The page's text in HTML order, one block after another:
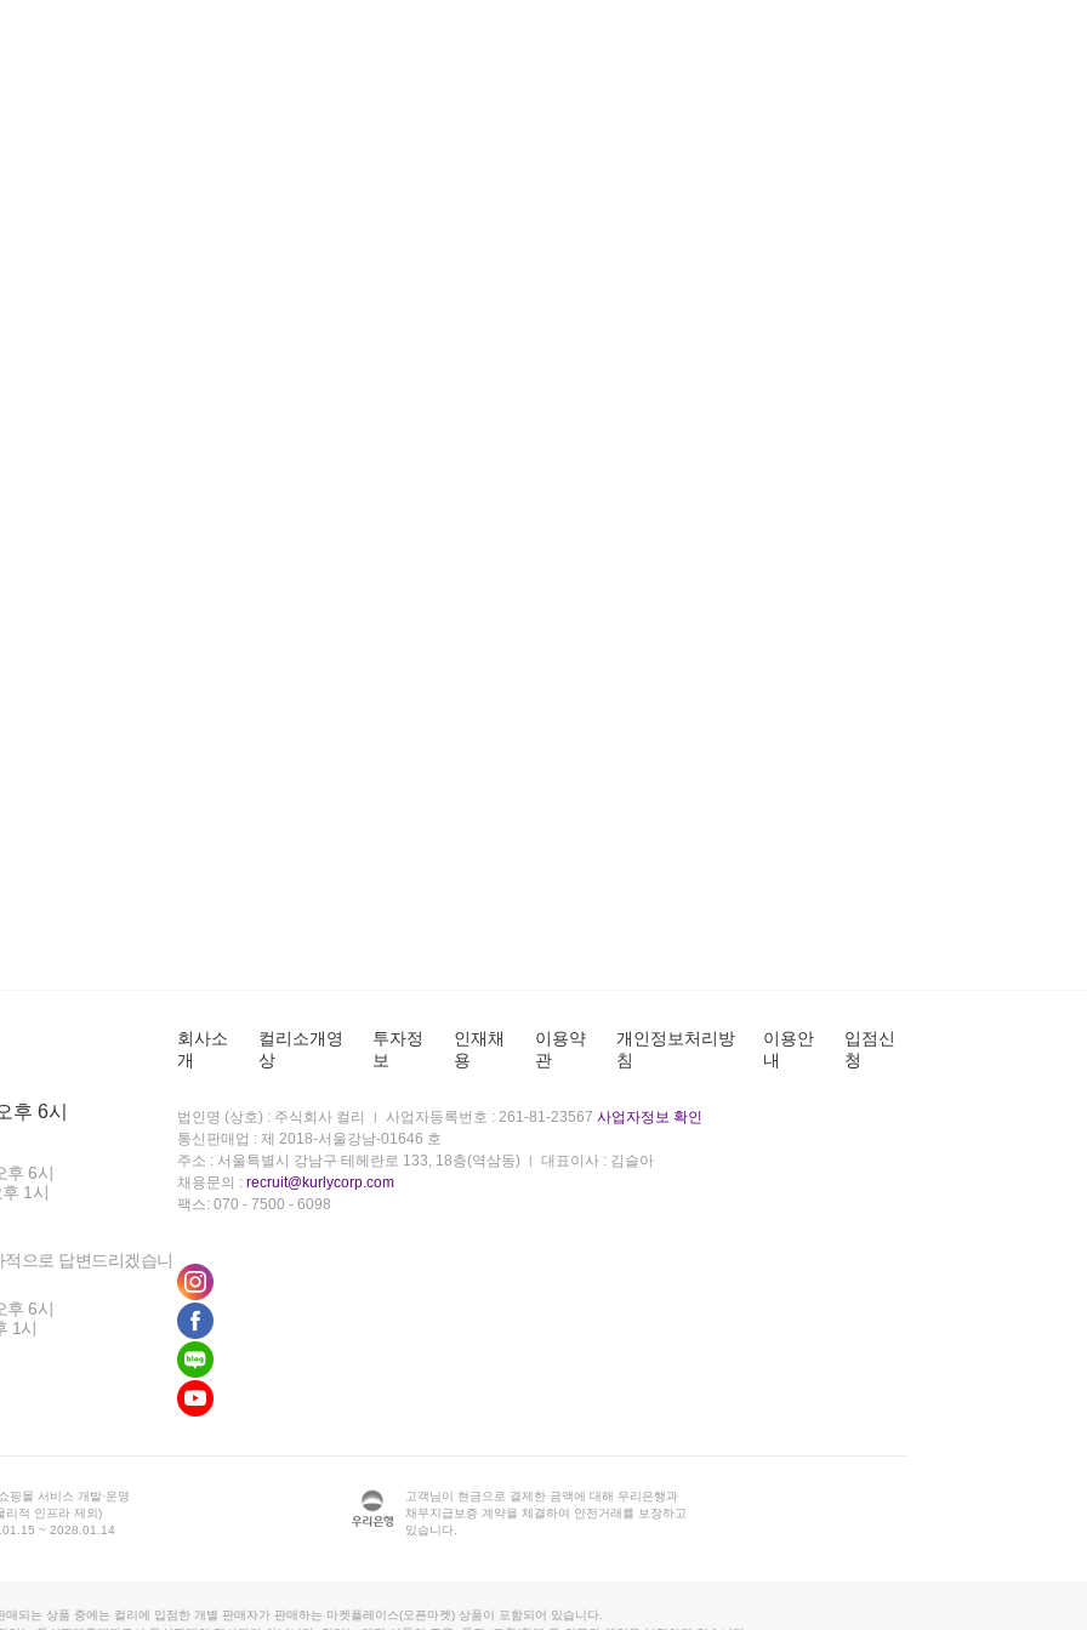
후 6시
후 6시
1시
으로 답변드리겠습니
후 6시
1시
회사소
개
컬리소개영
상
투자정
보
인재채
용
이용약
관
개인정보처리방
침
이용안
내
입점신
청
법인명 (상호) : 주식회사 컬리 사업자등록번호 : 261-81-23567 사업자정보 확인
통신판매업 : 제 2018-서울강남-01646 호
주소 : 서울특별시 강남구 테헤란로 133, 18층(역삼동)
대표이사 : 김슬아
채용문의 : recruit@kurlycorp.com
팩스: 070 - 7500 - 6098
핑몰 서비스 개발·운영
리적 인프라 제외)
~ 2028.01.14
고객님이 현금으로 결제한 금액에 대해 우리은행과
채무지급보증 계약을 체결하여 안전거래를 보장하고
있습니다.
매되는 상품 중에는 컬리에 입점한 개별 판매자가 판매하는 마켓플레이스(오픈마켓) 상품이 포함되어 있습니다.